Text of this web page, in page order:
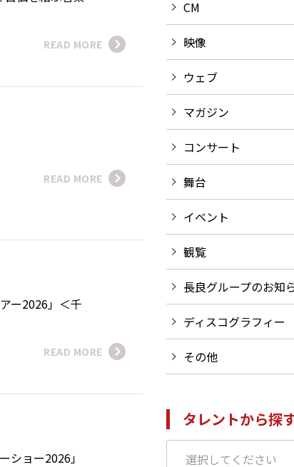
READ MORE
READ MORE
ー2026」＜千
READ MORE
ショー2026」
CM
映像
ウェブ
マガジン
コンサート
舞台
イベント
観覧
長良グループのお知
ディスコグラフィー
その他
タレントから探